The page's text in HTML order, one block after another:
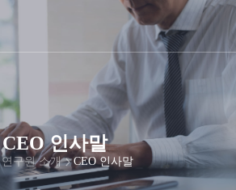
CEO 인사말
연구원 소개 CEO 인사말